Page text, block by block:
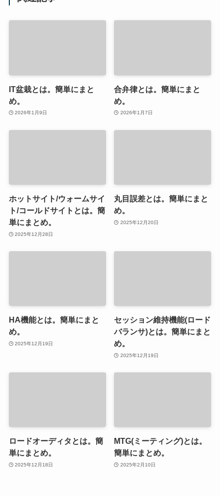
IT盆栽とは。簡単にまと
め。
2026年1月9日
合弁律とは。簡単にまと
め。
2026年1月7日
ホットサイト/ウォームサイ
ト/コールドサイトとは。簡
単にまとめ。
2025年12月28日
丸目誤差とは。簡単にまと
め。
2025年12月20日
HA機能とは。簡単にまと
め。
2025年12月19日
セッション維持機能(ロード
バランサ)とは。簡単にまと
め。
2025年12月19日
ロードオーディタとは。簡
単にまとめ。
2025年12月18日
MTG(ミーティング)とは。
簡単にまとめ。
2025年2月10日